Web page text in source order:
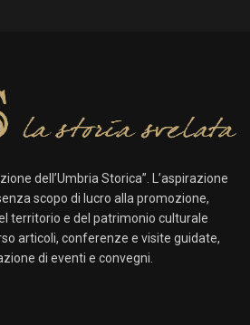
dell’Umbria Storica”. L’aspirazione
scopo di lucro alla promozione,
territorio e del patrimonio culturale
articoli, conferenze e visite guidate,
di eventi e convegni.